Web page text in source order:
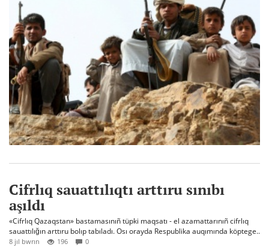
Cifrlıq sauattılıqtı arttıru sınıbı
aşıldı
«Cifrlıq Qazaqstan» bastamasınıñ tüpki maqsatı - el azamattarınıñ cifrlıq
sauattılığın arttıru bolıp tabıladı. Osı orayda Respublika auqımında köptege..
8 jıl bwrın 196 0